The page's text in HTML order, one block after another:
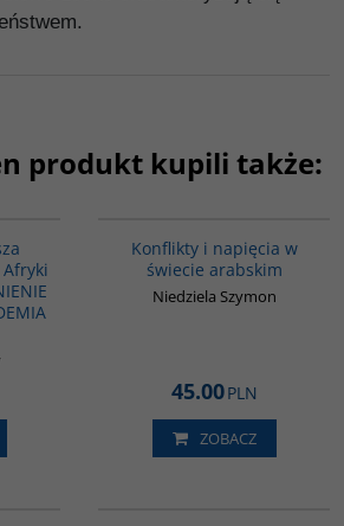
produkt kupili także:
Konflikty i napięcia w
świecie arabskim
Niedziela Szymon
45.00PLN
ZOBACZ